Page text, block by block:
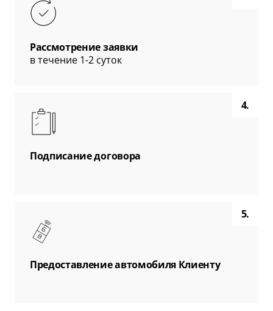
Рассмотрение заявки
в течение 1-2 суток
4.
Подписание договора
5.
Предоставление автомобиля Клиенту